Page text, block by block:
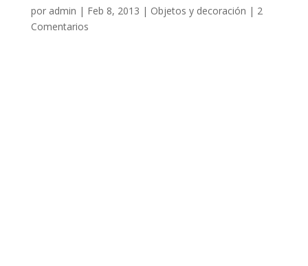
por admin | Feb 8, 2013 | Objetos y decoración | 2
Comentarios